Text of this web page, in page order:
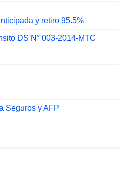
y retiro 95.5%
DS N° 003-2014-MTC
Seguros y AFP